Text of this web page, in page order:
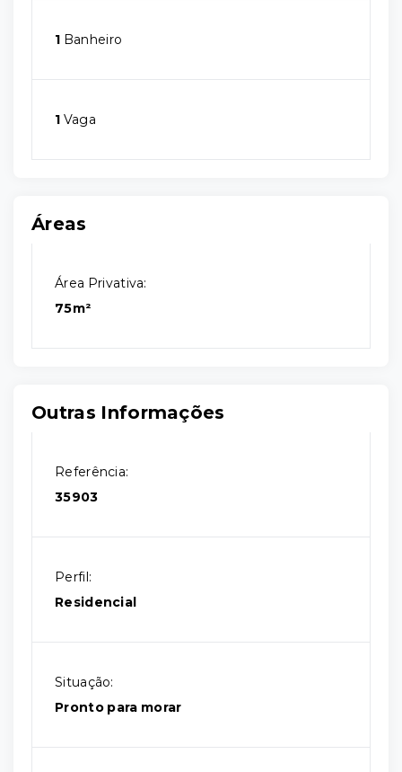
1 Banheiro
1 Vaga
Áreas
Área Privativa:
75m²
Outras Informações
Referência:
35903
Perfil:
Residencial
Situação:
Pronto para morar